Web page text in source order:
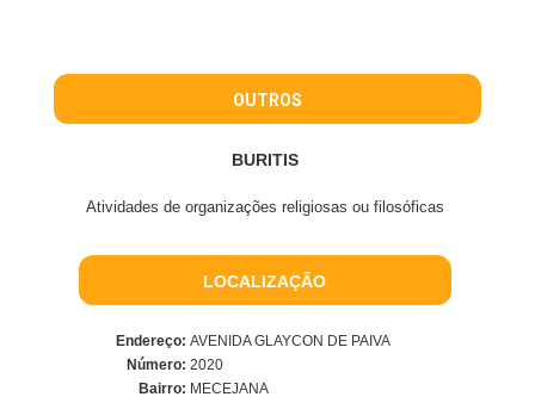
OUTROS
BURITIS
Atividades de organizações religiosas ou filosóficas
LOCALIZAÇÃO
Endereço: AVENIDA GLAYCON DE PAIVA
Número: 2020
Bairro: MECEJANA